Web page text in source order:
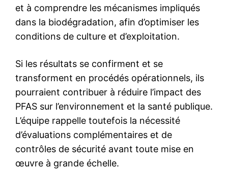
et à comprendre les mécanismes impliqués
dans la biodégradation, afin d’optimiser les
conditions de culture et d’exploitation.
Si les résultats se confirment et se
transforment en procédés opérationnels, ils
pourraient contribuer à réduire l’impact des
PFAS sur l’environnement et la santé publique.
L’équipe rappelle toutefois la nécessité
d’évaluations complémentaires et de
contrôles de sécurité avant toute mise en
œuvre à grande échelle.